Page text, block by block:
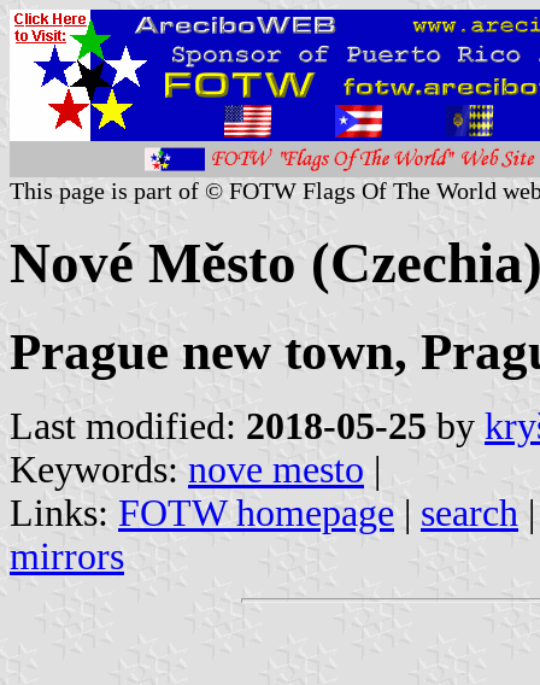
This page is part of © FOTW Flags Of The World
Nové Město
Prague new town,
Last modified: 2018-05-25 by
Keywords: nove mesto |
Links: FOTW homepage | search
mirrors